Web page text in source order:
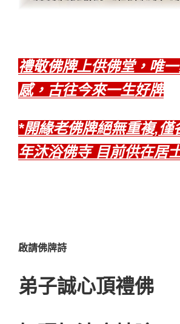
禮敬佛牌上供佛堂，唯
感，古往今來一生好牌
*開緣老佛牌絕無重複,僅
年沐浴佛寺 目前供在居
啟請佛牌詩
弟子誠心頂禮佛